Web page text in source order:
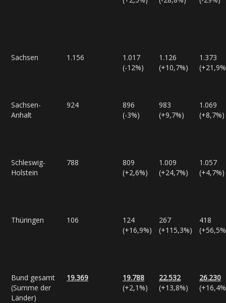
Sachsen 1.156
1.017
(-12%)
1.126
(+10,7%)
1.373
Sachsen-
Anhalt
924
896
(-3%)
983
(+9,7%)
1.069
(+8,7%)
Schleswig-
Holstein
788
809
(+2,6%)
1.009
(+24,7%)
1.057
(+4,7%)
Thüringen 106
124
(+16,9%)
267
(+115,3%)
418
Bund gesamt
(Summe der
Länder)
19.369
19.788
(+2,1%)
22.532
(+13,8%)
26.230